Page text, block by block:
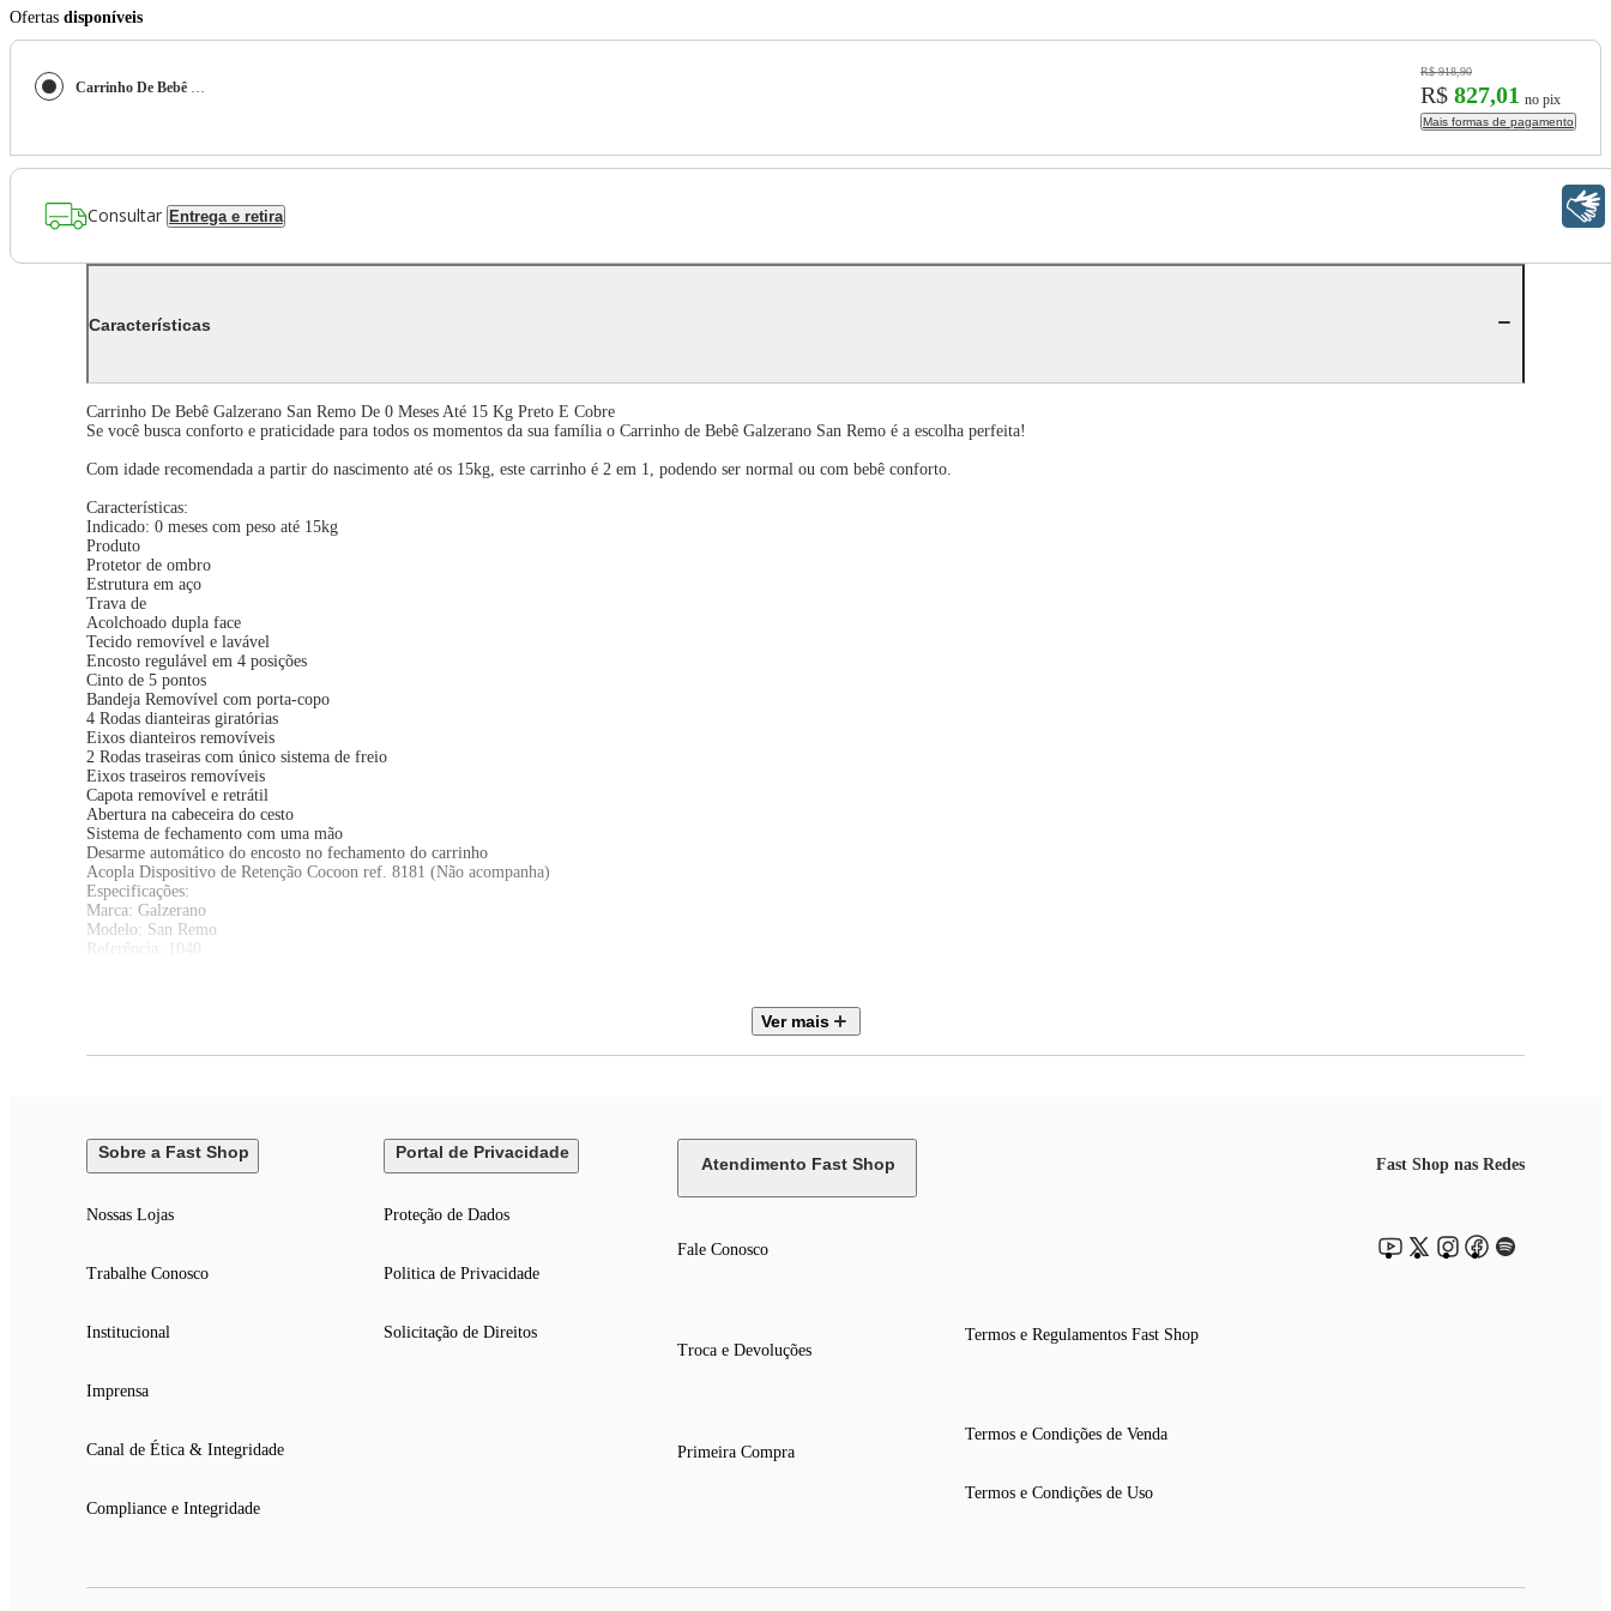
Ofertas disponíveis
Carrinho De Bebê Galzerano San Remo Até 15 Kg
R$ 918,90
R$ 827,01 no pix
Mais formas de pagamento
Consultar Entrega e retira
Características
Carrinho De Bebê Galzerano San Remo De 0 Meses Até 15 Kg Preto E Cobre
Se você busca conforto e praticidade para todos os momentos da sua família o Carrinho de Bebê Galzerano San Remo é a escolha perfeita!
Com idade recomendada a partir do nascimento até os 15kg, este carrinho é 2 em 1, podendo ser normal ou com bebê conforto.
Características:
Indicado: 0 meses com peso até 15kg
Produto
Protetor de ombro
Estrutura em aço
Trava de
Acolchoado dupla face
Tecido removível e lavável
Encosto regulável em 4 posições
Cinto de 5 pontos
Bandeja Removível com porta-copo
4 Rodas dianteiras giratórias
Eixos dianteiros removíveis
2 Rodas traseiras com único sistema de freio
Eixos traseiros removíveis
Capota removível e retrátil
Abertura na cabeceira do cesto
Sistema de fechamento com uma mão
Desarme automático do encosto no fechamento do carrinho
Acopla Dispositivo de Retenção Cocoon ref. 8181 (Não acompanha)
Especificações:
Marca: Galzerano
Modelo: San Remo
Referência: 1040
Ver mais
Sobre a Fast Shop
Nossas Lojas
Trabalhe Conosco
Institucional
Imprensa
Canal de Ética & Integridade
Compliance e Integridade
Portal de Privacidade
Proteção de Dados
Politica de Privacidade
Solicitação de Direitos
Atendimento Fast Shop
Fale Conosco
Troca e Devoluções
Primeira Compra
Termos e Regulamentos Fast Shop
Termos e Condições de Venda
Termos e Condições de Uso
Fast Shop nas Redes